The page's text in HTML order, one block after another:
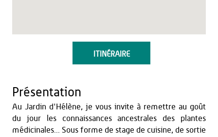
ITINÉRAIRE
Présentation
Au Jardin d'Hélène, je vous invite à remettre au goût
du jour les connaissances ancestrales des plantes
médicinales... Sous forme de stage de cuisine, de sortie